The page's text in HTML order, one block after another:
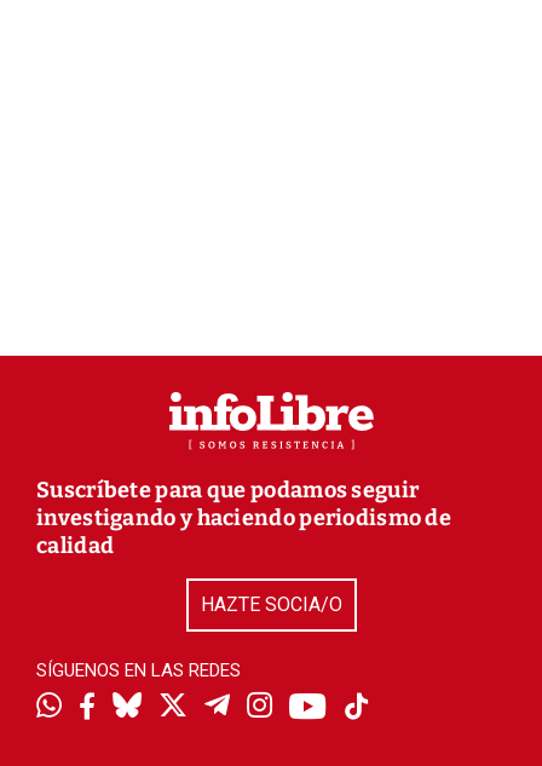
Suscríbete para que podamos seguir
investigando y haciendo periodismo de
calidad
HAZTE SOCIA/O
SÍGUENOS EN LAS REDES